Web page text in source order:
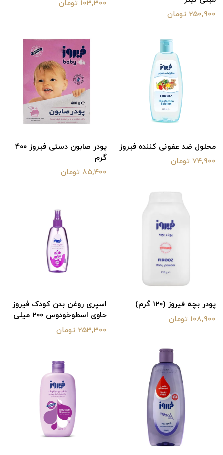
250,900 تومان
103,300 تومان
محلول ضد عفونی کننده فیروز
74,900 تومان
پودر صابون دستی فیروز ۴۰۰
گرم
85,400 تومان
پودر بچه فیروز (120 گرم)
108,900 تومان
اسپری روغن بدن کودک فیروز
حاوی اسطوخودوس 200 میلی
253,300 تومان